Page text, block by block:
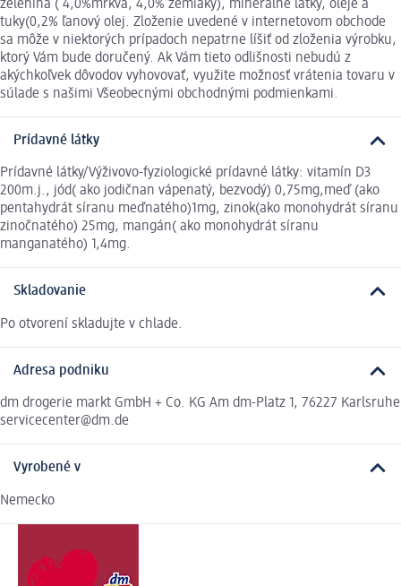
zelenina ( 4,0%mrkva, 4,0% zemiaky), minerálne látky, oleje a
tuky(0,2% ľanový olej. Zloženie uvedené v internetovom obchode
sa môže v niektorých prípadoch nepatrne líšiť od zloženia výrobku,
ktorý Vám bude doručený. Ak Vám tieto odlišnosti nebudú z
akýchkoľvek dôvodov vyhovovať, využite možnosť vrátenia tovaru v
súlade s našimi Všeobecnými obchodnými podmienkami.
Prídavné látky
Prídavné látky/Výživovo-fyziologické prídavné látky: vitamín D3
200m.j., jód( ako jodičnan vápenatý, bezvodý) 0,75mg,meď (ako
pentahydrát síranu meďnatého)1mg, zinok(ako monohydrát síranu
zinočnatého) 25mg, mangán( ako monohydrát síranu
manganatého) 1,4mg.
Skladovanie
Po otvorení skladujte v chlade.
Adresa podniku
dm drogerie markt GmbH + Co. KG Am dm-Platz 1, 76227 Karlsruhe
servicecenter@dm.de
Vyrobené v
Nemecko